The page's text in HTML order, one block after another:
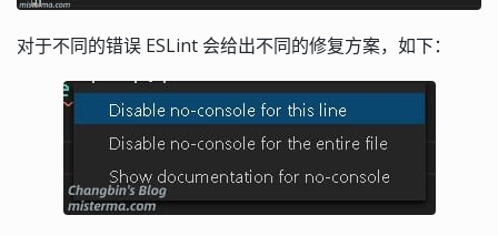
对于不同的错误 ESLint 会给出不同的修复方案，如下：